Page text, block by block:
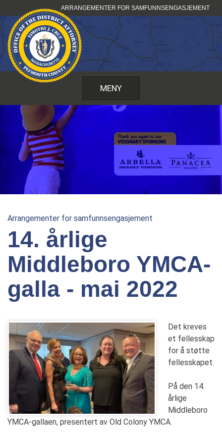
til
innhold
ARRANGEMENTER FOR SAMFUNNSENGASJEMENT
MENY
Arrangementer for samfunnsengasjement
14. årlige
Middleboro YMCA-
galla - mai 2022
Det kreves
et fellesskap
for å støtte
fellesskapet.
På den 14.
årlige
Middleboro
YMCA-gallaen, presentert av Old Colony YMCA.